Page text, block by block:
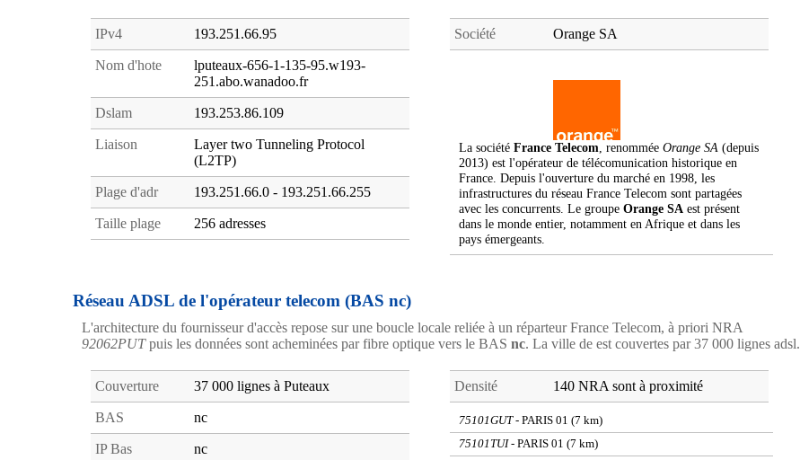
IPv4 193.251.66.95
Nom d'hote
lputeaux-656-1-135-95.w193-
251.abo.wanadoo.fr
Dslam 193.253.86.109
Liaison
Layer two Tunneling Protocol
(L2TP)
Plage d'adr 193.251.66.0 - 193.251.66.255
Taille plage 256 adresses
Société Orange SA
La société France Telecom , renommée Orange SA (depuis
2013) est l'opérateur de télécomunication historique en
France. Depuis l'ouverture du marché en 1998, les
infrastructures du réseau France Telecom sont partagées
avec les concurrents. Le groupe Orange SA est présent
dans le monde entier, notamment en Afrique et dans les
pays émergeants.
Réseau ADSL de l'opérateur telecom (BAS nc)
L'architecture du fournisseur d'accès repose sur une boucle locale reliée à un réparteur France Telecom, à priori NRA
92062PUTpuis les données sont acheminées par fibre optique vers le BAS nc. La ville de est couvertes par 37 000 lignes adsl.
Couverture 37 000 lignes à Puteaux
BAS nc
IP Bas nc
Densité 140 NRA sont à proximité
75101GUT- PARIS 01 (7 km)
75101TUI- PARIS 01 (7 km)